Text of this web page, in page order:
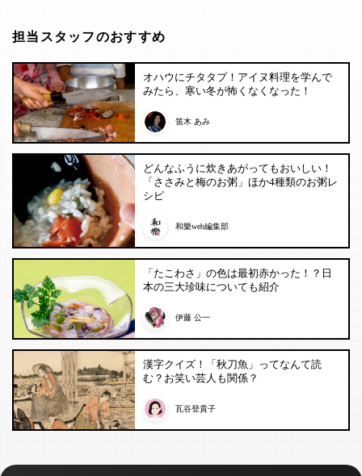
担当スタッフのおすすめ
オハウにチタタプ！アイヌ料理を学んで
みたら、寒い冬が怖くなくなった！
笛木 あみ
どんなふうに炊きあがってもおいしい！
「ささみと梅のお粥」ほか4種類のお粥レ
シピ
和樂web編集部
「たこわさ」の色は最初赤かった！？日
本の三大珍味についても紹介
伊藤 公一
漢字クイズ！「秋刀魚」ってなんて読
む？お笑い芸人も関係？
瓦谷登貴子